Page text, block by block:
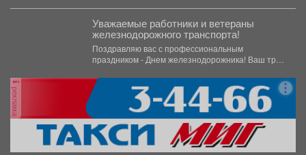
Уважаемые работники и ветераны
железнодорожного транспорта!
Поздравляю вас с профессиональным
праздником - Днем железнодорожника! Ваш труд
реклама